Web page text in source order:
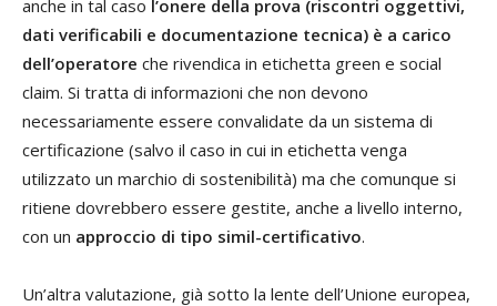
anche in tal caso l’onere della prova (riscontri oggettivi,
dati verificabili e documentazione tecnica) è a carico
dell’operatore che rivendica in etichetta green e social
claim. Si tratta di informazioni che non devono
necessariamente essere convalidate da un sistema di
certificazione (salvo il caso in cui in etichetta venga
utilizzato un marchio di sostenibilità) ma che comunque si
ritiene dovrebbero essere gestite, anche a livello interno,
con un approccio di tipo simil-certificativo.
Un’altra valutazione, già sotto la lente dell’Unione europea,